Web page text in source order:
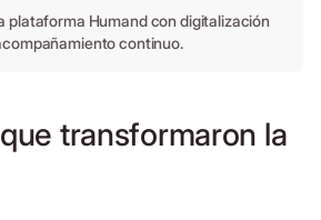
plataforma Humand con digitalización
continuo.
transformaron la